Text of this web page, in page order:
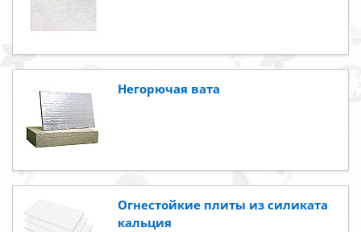
Негорючая вата
Огнестойкие плиты из силиката
кальция